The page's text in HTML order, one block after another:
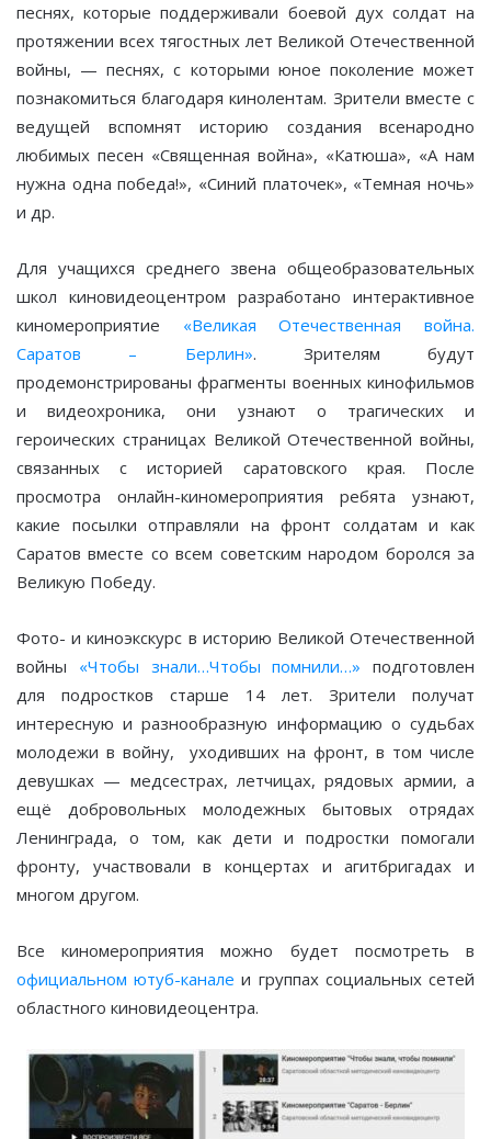
песнях, которые поддерживали боевой дух солдат на
протяжении всех тягостных лет Великой Отечественной
войны, — песнях, с которыми юное поколение может
познакомиться благодаря кинолентам. Зрители вместе с
ведущей вспомнят историю создания всенародно
любимых песен «Священная война», «Катюша», «А нам
нужна одна победа!», «Синий платочек», «Темная ночь»
и др.
Для учащихся среднего звена общеобразовательных
школ киновидеоцентром разработано интерактивное
киномероприятие «Великая Отечественная война.
Саратов – Берлин». Зрителям будут
продемонстрированы фрагменты военных кинофильмов
и видеохроника, они узнают о трагических и
героических страницах Великой Отечественной войны,
связанных с историей саратовского края. После
просмотра онлайн-киномероприятия ребята узнают,
какие посылки отправляли на фронт солдатам и как
Саратов вместе со всем советским народом боролся за
Великую Победу.
Фото- и киноэкскурс в историю Великой Отечественной
войны «Чтобы знали…Чтобы помнили…» подготовлен
для подростков старше 14 лет. Зрители получат
интересную и разнообразную информацию о судьбах
молодежи в войну, уходивших на фронт, в том числе
девушках — медсестрах, летчицах, рядовых армии, а
ещё добровольных молодежных бытовых отрядах
Ленинграда, о том, как дети и подростки помогали
фронту, участвовали в концертах и агитбригадах и
многом другом.
Все киномероприятия можно будет посмотреть в
официальном ютуб-канале и группах социальных сетей
областного киновидеоцентра.